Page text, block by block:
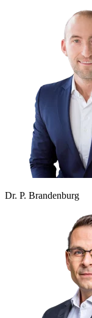
Dr. P. Brandenburg